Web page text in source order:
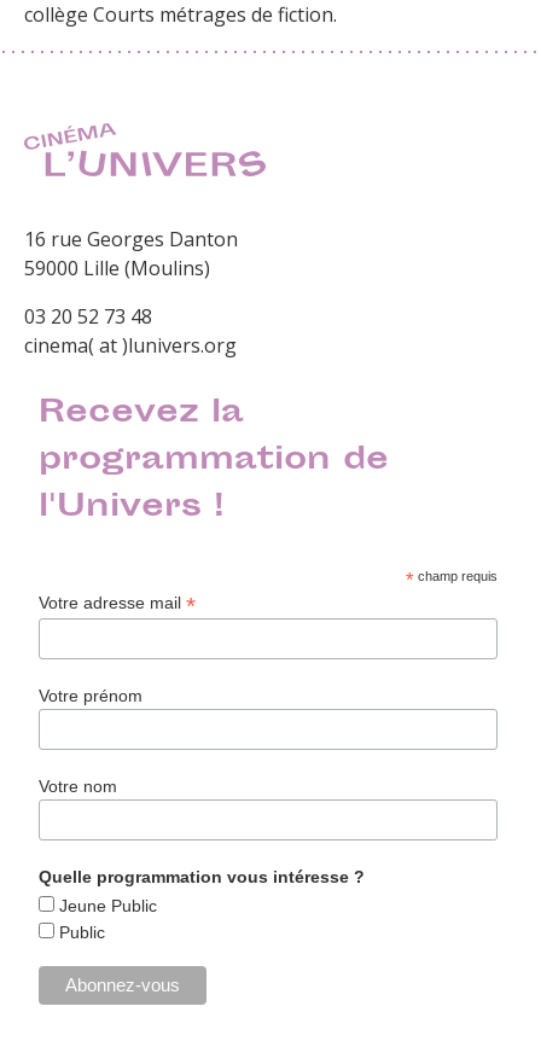
collège Courts métrages de fiction.
16 rue Georges Danton
59000 Lille (Moulins)
03 20 52 73 48
cinema( at )lunivers.org
Recevez la
programmation de
l'Univers !
* champ requis
Votre adresse mail*
Votre prénom
Votre nom
Quelle programmation vous intéresse ?
Jeune Public
Public